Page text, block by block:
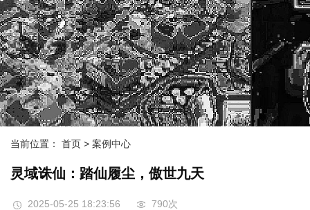
当前位置： 首页 > 案例中心
灵域诛仙：踏仙履尘，傲世九天
2025-05-25 18:23:56 790次